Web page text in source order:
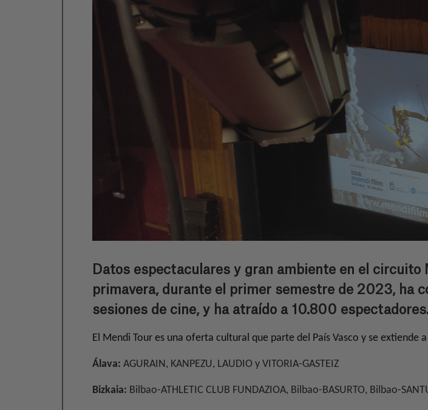
Datos espectaculares y gran ambiente en el
primavera, durante el primer semestre de 2023, ha
sesiones de cine, y ha atraído a 10.800
El Mendi Tour es una oferta cultural que parte del País Vasco y se extiende
Álava: AGURAIN, KANPEZU, LAUDIO y VITORIA-GASTEIZ
Bizkaia: Bilbao-ATHLETIC CLUB FUNDAZIOA, Bilbao-BASURTO, Bilbao-